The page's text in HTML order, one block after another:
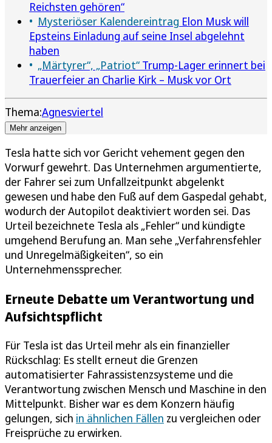
Reichsten gehören“
Mysteriöser Kalendereintrag Elon Musk will
Epsteins Einladung auf seine Insel abgelehnt
haben
„Märtyrer“, „Patriot“ Trump-Lager erinnert bei
Trauerfeier an Charlie Kirk – Musk vor Ort
Thema:Agnesviertel
Mehr anzeigen
Tesla hatte sich vor Gericht vehement gegen den
Vorwurf gewehrt. Das Unternehmen argumentierte,
der Fahrer sei zum Unfallzeitpunkt abgelenkt
gewesen und habe den Fuß auf dem Gaspedal gehabt,
wodurch der Autopilot deaktiviert worden sei. Das
Urteil bezeichnete Tesla als „Fehler“ und kündigte
umgehend Berufung an. Man sehe „Verfahrensfehler
und Unregelmäßigkeiten“, so ein
Unternehmenssprecher.
Erneute Debatte um Verantwortung und
Aufsichtspflicht
Für Tesla ist das Urteil mehr als ein finanzieller
Rückschlag: Es stellt erneut die Grenzen
automatisierter Fahrassistenzsysteme und die
Verantwortung zwischen Mensch und Maschine in den
Mittelpunkt. Bisher war es dem Konzern häufig
gelungen, sich in ähnlichen Fällen zu vergleichen oder
Freisprüche zu erwirken.